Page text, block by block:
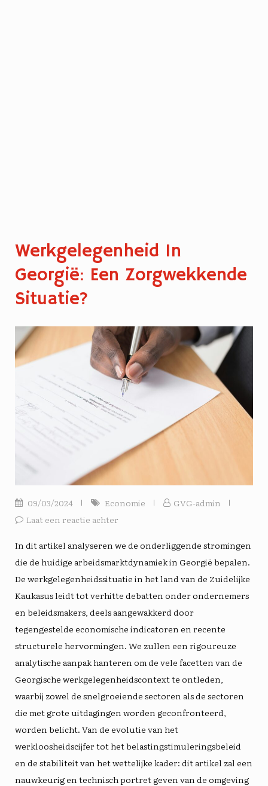
Werkgelegenheid In
Georgië: Een Zorgwekkende
Situatie?
09/03/2024 Economie
GVG-admin
Laat een reactie achter
In dit artikel analyseren we de onderliggende stromingen
die de huidige arbeidsmarktdynamiek in Georgië bepalen.
De werkgelegenheidssituatie in het land van de Zuidelijke
Kaukasus leidt tot verhitte debatten onder ondernemers
en beleidsmakers, deels aangewakkerd door
tegengestelde economische indicatoren en recente
structurele hervormingen. We zullen een rigoureuze
analytische aanpak hanteren om de vele facetten van de
Georgische werkgelegenheidscontext te ontleden,
waarbij zowel de snelgroeiende sectoren als de sectoren
die met grote uitdagingen worden geconfronteerd,
worden belicht. Van de evolutie van het
werkloosheidscijfer tot het belastingstimuleringsbeleid
en de stabiliteit van het wettelijke kader: dit artikel zal een
nauwkeurig en technisch portret geven van de omgeving